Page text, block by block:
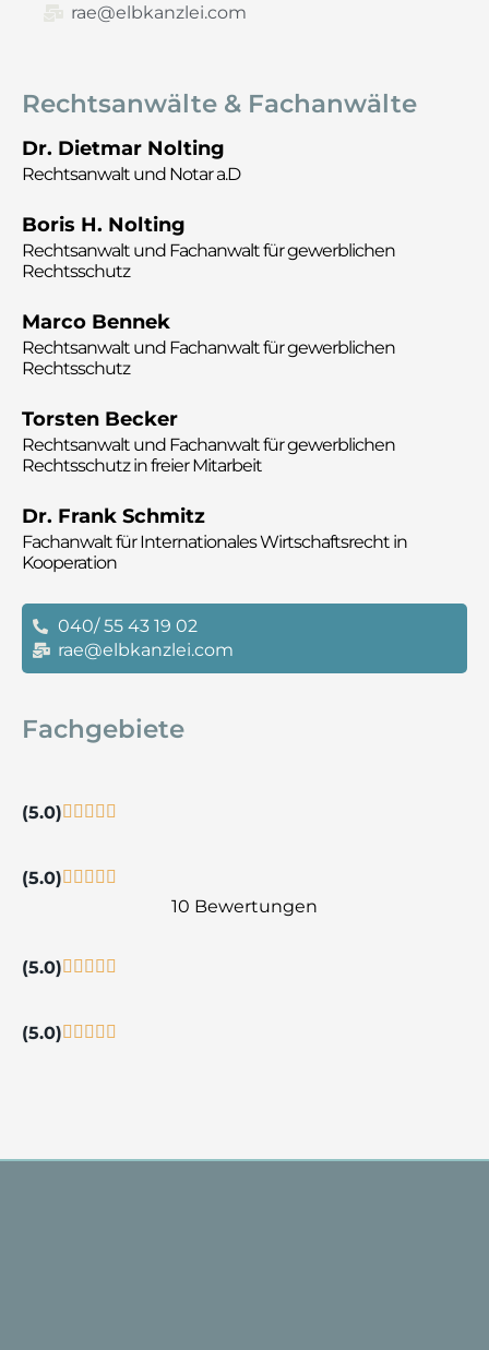
rae@elbkanzlei.com
Rechtsanwälte & Fachanwälte
Dr. Dietmar Nolting
Rechtsanwalt und Notar a.D
Boris H. Nolting
Rechtsanwalt und Fachanwalt für gewerblichen
Rechtsschutz
Marco Bennek
Rechtsanwalt und Fachanwalt für gewerblichen
Rechtsschutz
Torsten Becker
Rechtsanwalt und Fachanwalt für gewerblichen
Rechtsschutz in freier Mitarbeit
Dr. Frank Schmitz
Fachanwalt für Internationales Wirtschaftsrecht in
Kooperation
040/ 55 43 19 02
rae@elbkanzlei.com
Fachgebiete
(5.0)
(5.0)
10 Bewertungen
(5.0)
(5.0)